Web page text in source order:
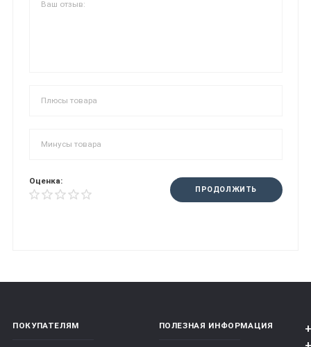
Оценка:
ПРОДОЛЖИТЬ
ПОКУПАТЕЛЯМ ПОЛЕЗНАЯ ИНФОРМАЦИЯ